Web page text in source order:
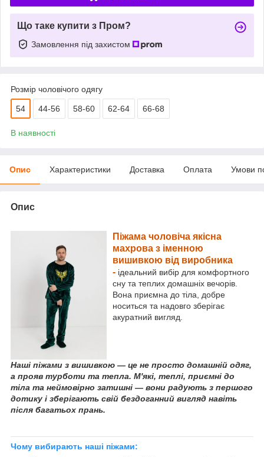
Що таке купити з Пром?
Замовлення під захистом
Розмір чоловічого одягу
54 44-56 58-60 62-64 66-68
В наявності
Опис Характеристики Доставка Оплата Умови
Опис
Піжама чоловіча якісна
махрова з іменною
вишивкою від виробника
- ідеальний вибір для комфортного
сну та теплих домашніх вечорів.
Вона приємна до тіла, добре
носиться та надовго зберігає
акуратний вигляд.
Наші піжами з вишивкою — це не просто домашній одяг,
а прояв турботи та тепла. М'які, теплі, приємні до
тіла та неймовірно затишні — вони радують з першого
дотику і зберігають свій бездоганний вигляд навіть
після багатьох прань.
Чому вибирають наші піжами: